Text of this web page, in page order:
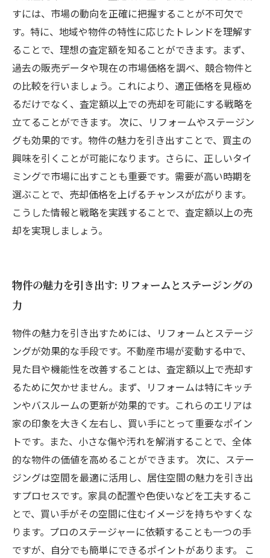
すには、市場の動向を正確に把握することが不可欠で
す。特に、地域や物件の特性に応じたトレンドを理解す
ることで、理想の査定額を知ることができます。まず、
過去の販売データや現在の市場価格を調べ、競合物件と
の比較を行いましょう。これにより、適正価格を見極め
るだけでなく、査定額以上での売却を可能にする戦略を
立てることができます。 次に、リフォームやステージン
グも効果的です。物件の魅力を引き出すことで、買主の
興味を引くことが可能になります。さらに、正しいタイ
ミングで市場に出すことも重要です。需要が高い時期を
選ぶことで、売却価格を上げるチャンスが広がります。
こうした情報と戦略を実践することで、査定額以上の売
却を実現しましょう。
物件の魅力を引き出す: リフォームとステージングの
力
物件の魅力を引き出すためには、リフォームとステージ
ングが効果的な手段です。不動産市場が変動する中で、
見た目や機能性を改善することは、査定額以上で売却す
るために欠かせません。まず、リフォームは特にキッチ
ンやバスルームの更新が効果的です。これらのエリアは
家の印象を大きく左右し、買い手にとって重要なポイン
トです。また、小さな傷や汚れを解消することで、全体
的な物件の価値を高めることができます。 次に、ステー
ジングは空間を最適に活用し、居住空間の魅力を引き出
すプロセスです。家具の配置や色使いなどを工夫するこ
とで、買い手がその空間に住むイメージを持ちやすくな
ります。プロのステージャーに依頼することも一つの手
ですが、自分でも簡単にできるポイントがあります。 こ